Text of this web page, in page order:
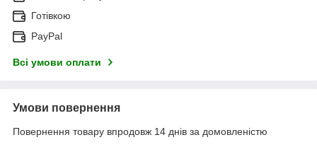
Готівкою
PayPal
Всі умови оплати
Умови повернення
Повернення товару впродовж 14 днів за домовленістю